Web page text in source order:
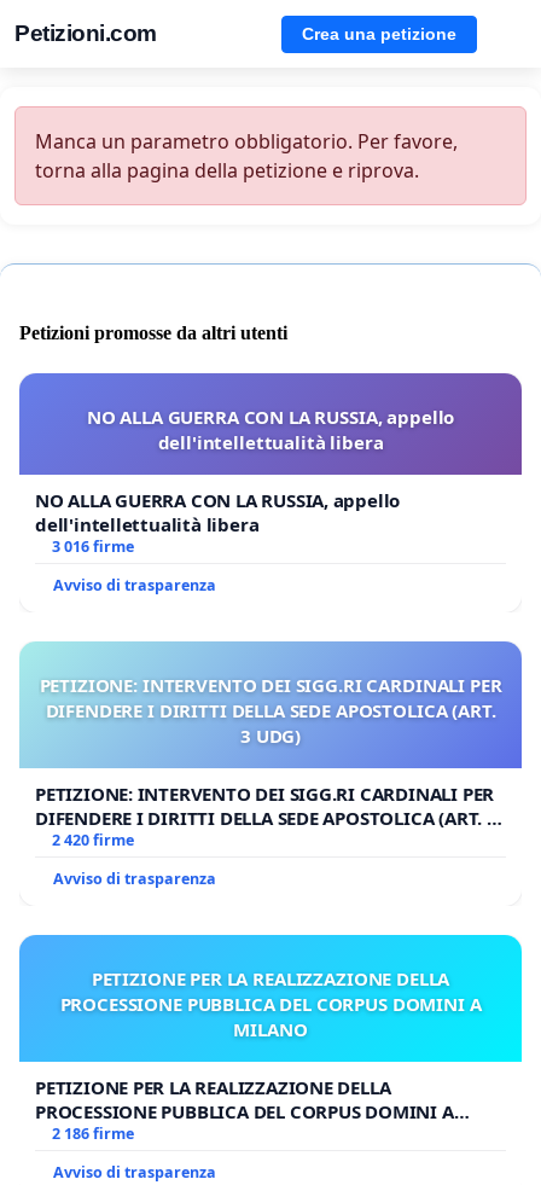
Petizioni.com Crea una petizione
Manca un parametro obbligatorio. Per favore,
torna alla pagina della petizione e riprova.
Petizioni promosse da altri utenti
NO ALLA GUERRA CON LA RUSSIA, appello
dell'intellettualità libera
NO ALLA GUERRA CON LA RUSSIA, appello
dell'intellettualità libera
3 016 firme
Avviso di trasparenza
PETIZIONE: INTERVENTO DEI SIGG.RI CARDINALI PER
DIFENDERE I DIRITTI DELLA SEDE APOSTOLICA (ART.
3 UDG)
PETIZIONE: INTERVENTO DEI SIGG.RI CARDINALI PER
DIFENDERE I DIRITTI DELLA SEDE APOSTOLICA (ART. 3
UDG)
2 420 firme
Avviso di trasparenza
PETIZIONE PER LA REALIZZAZIONE DELLA
PROCESSIONE PUBBLICA DEL CORPUS DOMINI A
MILANO
PETIZIONE PER LA REALIZZAZIONE DELLA
PROCESSIONE PUBBLICA DEL CORPUS DOMINI A
MILANO
2 186 firme
Avviso di trasparenza